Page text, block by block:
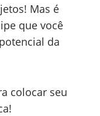
Mas é
que você
da
colocar seu